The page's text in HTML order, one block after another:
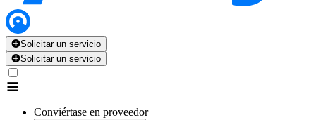
Solicitar un servicio
Solicitar un servicio
Conviértase en proveedor